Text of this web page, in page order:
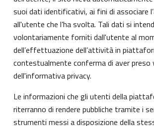
suoi dati identificativi, ai fini di associare
all'utente che l’ha svolta. Tali dati si
volontariamente forniti dall'utente al
dell’effettuazione dell’attività in
contestualmente conferma di aver preso
dell'informativa privacy.
Le informazioni che gli utenti della
riterranno di rendere pubbliche tramite i
strumenti messi a disposizione della